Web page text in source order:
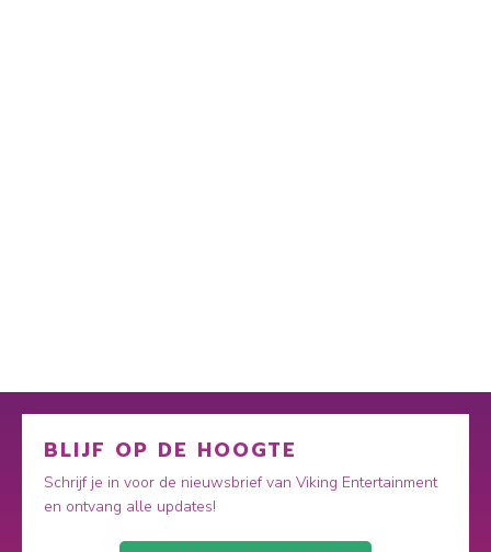
BLIJF OP DE HOOGTE
Schrijf je in voor de nieuwsbrief van Viking Entertainment
en ontvang alle updates!